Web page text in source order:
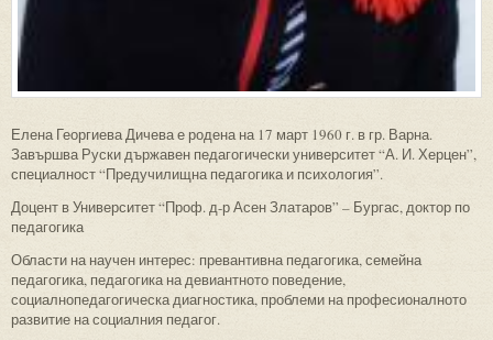
Елена Георгиева Дичева е родена на 17 март 1960 г. в гр. Варна.
Завършва Руски държавен педагогически университет “А. И. Херцен”,
специалност “Предучилищна педагогика и психология”.
Доцент в Университет “Проф. д-р Асен Златаров” – Бургас, доктор по
педагогика
Области на научен интерес: превантивна педагогика, семейна
педагогика, педагогика на девиантното поведение,
социалнопедагогическа диагностика, проблеми на професионалното
развитие на социалния педагог.